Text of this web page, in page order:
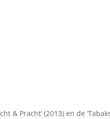
& Pracht’ (2013) en de